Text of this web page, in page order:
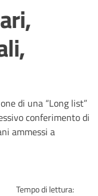
di una “Long list”
conferimento di
ammessi a
Tempo di lettura: